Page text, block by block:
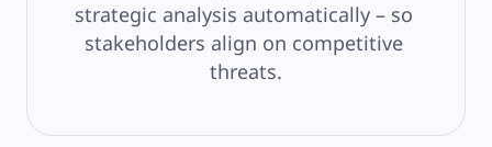
strategic analysis automatically – so
stakeholders align on competitive
threats.